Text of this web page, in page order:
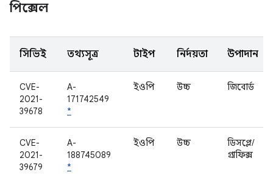
পিক্সেল
সিভিই তথ্যসূত্র টাইপ নির্দয়তা উপাদান
CVE-
2021-
39678
A-
171742549
*
ইওপি উচ্চ জিবোর্ড
CVE-
2021-
39679
A-
188745089
*
ইওপি উচ্চ
ডিসপ্লে/
গ্রাফিক্স